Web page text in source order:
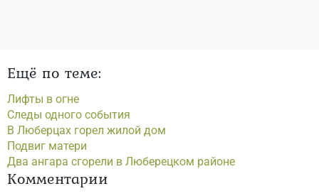
Ещё по теме:
Лифты в огне
Cледы одного события
В Люберцах горел жилой дом
Подвиг матери
Два ангара сгорели в Люберецком районе
Комментарии